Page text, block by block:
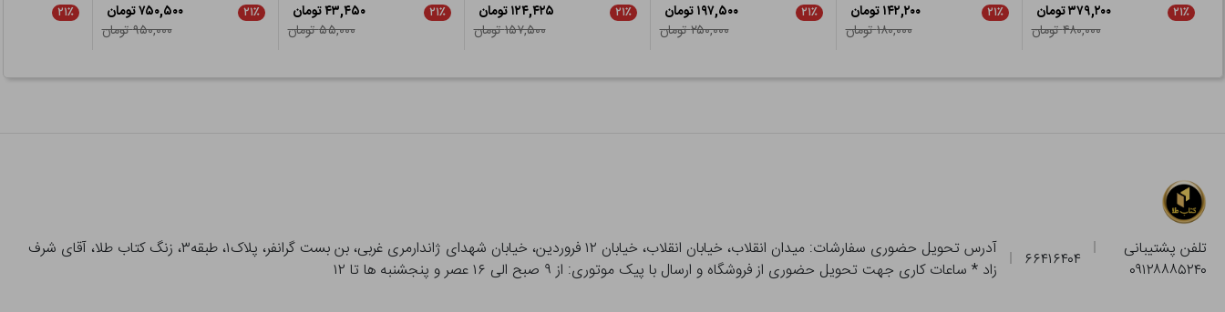
۲۱٪
۳۷۹,۲۰۰ تومان
۴۸۰,۰۰۰ تومان
۲۱٪
۱۴۲,۲۰۰ تومان
۱۸۰,۰۰۰ تومان
۲۱٪
۱۹۷,۵۰۰ تومان
۲۵۰,۰۰۰ تومان
۲۱٪
۱۲۴,۴۲۵ تومان
۱۵۷,۵۰۰ تومان
۲۱٪
۴۳,۴۵۰ تومان
۵۵,۰۰۰ تومان
۲۱٪
۷۵۰,۵۰۰ تومان
۹۵۰,۰۰۰ تومان
۲۱٪
تلفن پشتیبانی
۰۹۱۲۸۸۸۵۲۴۰
۶۶۴۱۶۴۰۴
آدرس تحویل حضوری سفارشات: میدان انقلاب، خیابان انقلاب، خیابان ۱۲ فروردین، خیابان شهدای ژاندارمری غربی، بن بست گرانفر، پلاک۱، طبقه۳، زنگ کتاب طلا، آقای شرف
زاد * ساعات کاری جهت تحویل حضوری از فروشگاه و ارسال با پیک موتوری: از ۹ صبح الی ۱۶ عصر و پنجشنبه ها تا ۱۲
بصورت حضوری از آدرس تحویل حضوری سفارش خود را بدون هیچ هزینه ای تحویل بگیرید.